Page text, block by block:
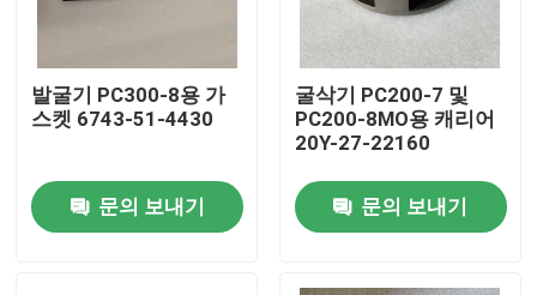
발굴기 PC300-8용 가
스켓 6743-51-4430
문의 보내기
굴삭기 PC200-7 및
PC200-8MO용 캐리어
20Y-27-22160
문의 보내기